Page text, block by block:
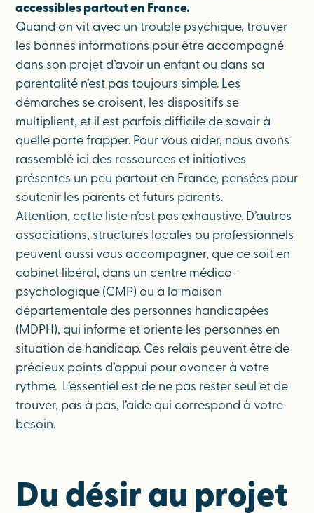
accessibles partout en France.
Quand on vit avec un trouble psychique, trouver
les bonnes informations pour être accompagné
dans son projet d’avoir un enfant ou dans sa
parentalité n’est pas toujours simple. Les
démarches se croisent, les dispositifs se
multiplient, et il est parfois difficile de savoir à
quelle porte frapper. Pour vous aider, nous avons
rassemblé ici des ressources et initiatives
présentes un peu partout en France, pensées pour
soutenir les parents et futurs parents.
Attention, cette liste n’est pas exhaustive. D’autres
associations, structures locales ou professionnels
peuvent aussi vous accompagner, que ce soit en
cabinet libéral, dans un centre médico-
psychologique (CMP) ou à la maison
départementale des personnes handicapées
(MDPH), qui informe et oriente les personnes en
situation de handicap. Ces relais peuvent être de
précieux points d’appui pour avancer à votre
rythme. L’essentiel est de ne pas rester seul et de
trouver, pas à pas, l’aide qui correspond à votre
besoin.
Du désir au projet